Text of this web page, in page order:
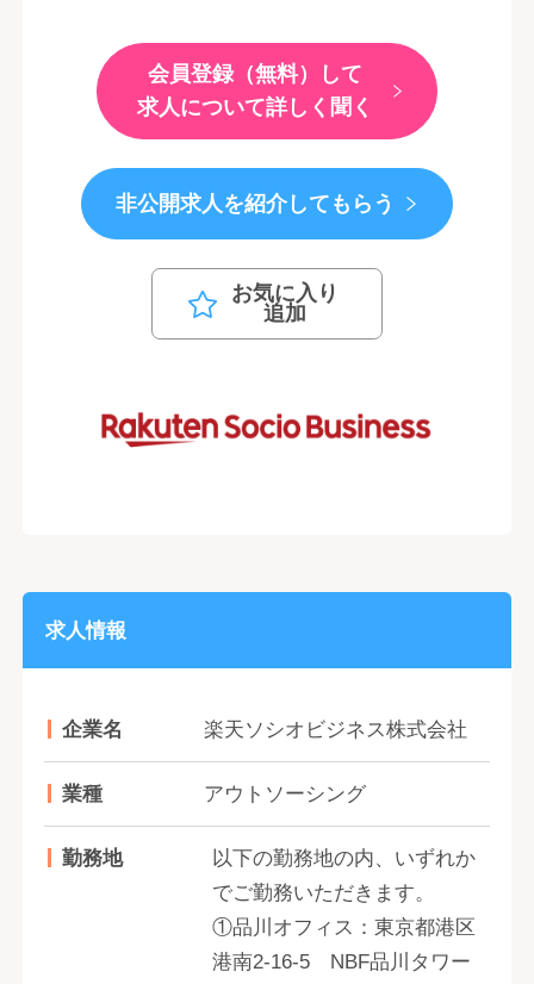
会員登録（無料）して
求人について詳しく聞く
非公開求人を紹介してもらう
お気に入り
追加
求人情報
企業名 楽天ソシオビジネス株式会社
業種 アウトソーシング
勤務地
以下の勤務地の内、いずれか
でご勤務いただきます。
①品川オフィス：東京都港区
港南2-16-5 NBF品川タワー